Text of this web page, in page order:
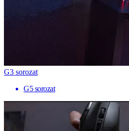
G3 sorozat
G5 sorozat